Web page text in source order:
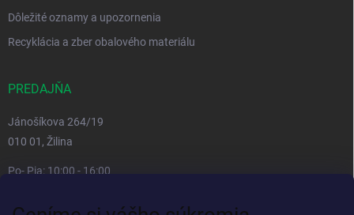
Dôležité oznamy a upozornenia
Recyklácia a zber obalového materiálu
PREDAJŇA
Jánošíkova 264/19
010 01, Žilina
Po- Pia: 10:00 - 16:00
So, Ne: zatvorené